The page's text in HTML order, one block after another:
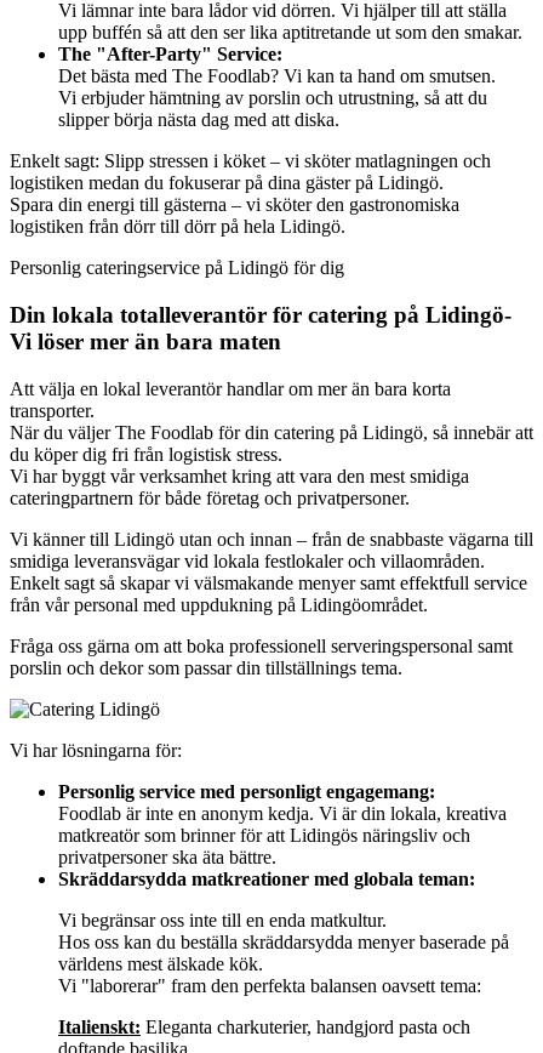
Vi lämnar inte bara lådor vid dörren. Vi hjälper till att ställa
upp buffén så att den ser lika aptitretande ut som den smakar.
The "After-Party" Service:
Det bästa med The Foodlab? Vi kan ta hand om smutsen.
Vi erbjuder hämtning av porslin och utrustning, så att du
slipper börja nästa dag med att diska.
Enkelt sagt: Slipp stressen i köket – vi sköter matlagningen och
logistiken medan du fokuserar på dina gäster på Lidingö.
Spara din energi till gästerna – vi sköter den gastronomiska
logistiken från dörr till dörr på hela Lidingö.
Personlig cateringservice på Lidingö för dig
Din lokala totalleverantör för catering på Lidingö-
Vi löser mer än bara maten
Att välja en lokal leverantör handlar om mer än bara korta
transporter.
När du väljer The Foodlab för din catering på Lidingö, så innebär att
du köper dig fri från logistisk stress.
Vi har byggt vår verksamhet kring att vara den mest smidiga
cateringpartnern för både företag och privatpersoner.
Vi känner till Lidingö utan och innan – från de snabbaste vägarna till
smidiga leveransvägar vid lokala festlokaler och villaområden.
Enkelt sagt så skapar vi välsmakande menyer samt effektfull service
från vår personal med uppdukning på Lidingöområdet.
Fråga oss gärna om att boka professionell serveringspersonal samt
porslin och dekor som passar din tillställnings tema.
Vi har lösningarna för:
Personlig service med personligt engagemang:
Foodlab är inte en anonym kedja. Vi är din lokala, kreativa
matkreatör som brinner för att Lidingös näringsliv och
privatpersoner ska äta bättre.
Skräddarsydda matkreationer med globala teman:
Vi begränsar oss inte till en enda matkultur.
Hos oss kan du beställa skräddarsydda menyer baserade på
världens mest älskade kök.
Vi "laborerar" fram den perfekta balansen oavsett tema:
Italienskt: Eleganta charkuterier, handgjord pasta och
doftande basilika.